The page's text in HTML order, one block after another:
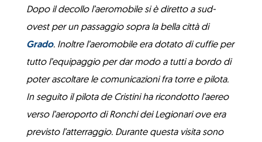
Dopo il decollo l’aeromobile si è diretto a sud-
ovest per un passaggio sopra la bella città di
Grado. Inoltre l’aeromobile era dotato di cuffie per
tutto l’equipaggio per dar modo a tutti a bordo di
poter ascoltare le comunicazioni fra torre e pilota.
In seguito il pilota de Cristini ha ricondotto l’aereo
verso l’aeroporto di Ronchi dei Legionari ove era
previsto l’atterraggio. Durante questa visita sono